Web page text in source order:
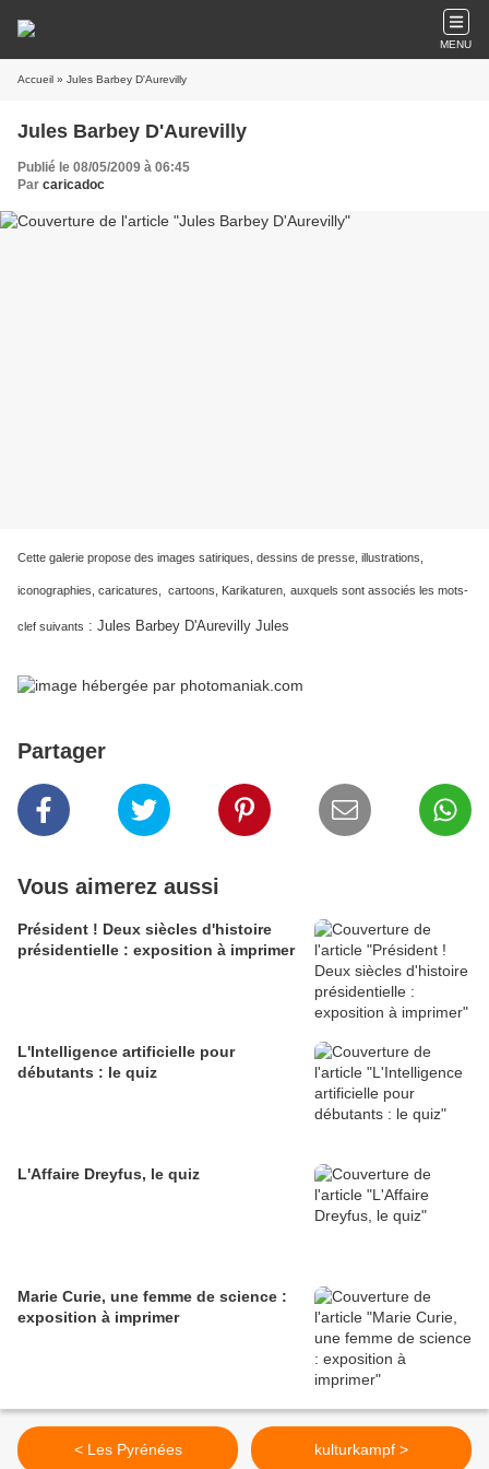
MENU
Accueil » Jules Barbey D'Aurevilly
Jules Barbey D'Aurevilly
Publié le 08/05/2009 à 06:45
Par caricadoc
Cette galerie propose des images satiriques, dessins de presse, illustrations,
iconographies, caricatures, cartoons, Karikaturen, auxquels sont associés les mots-
clef suivants : Jules Barbey D'Aurevilly Jules
Partager
Vous aimerez aussi
Président ! Deux siècles d'histoire
présidentielle : exposition à imprimer
L'Intelligence artificielle pour
débutants : le quiz
L'Affaire Dreyfus, le quiz
Marie Curie, une femme de science :
exposition à imprimer
< Les Pyrénées kulturkampf >